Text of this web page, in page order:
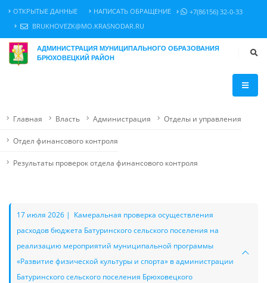
ОТКРЫТЫЕ ДАННЫЕ НАПИСАТЬ ОБРАЩЕНИЕ
+7(86156) 32-0-33
BRUKHOVEZK@MO.KRASNODAR.RU
АДМИНИСТРАЦИЯ МУНИЦИПАЛЬНОГО ОБРАЗОВАНИЯ
БРЮХОВЕЦКИЙ РАЙОН
Главная Власть Администрация Отделы и управления
Отдел финансового контроля
Результаты проверок отдела финансового контроля
17 июля 2026 | Камеральная проверка осуществления
расходов бюджета Батуринского сельского поселения на
реализацию мероприятий муниципальной программы
«Развитие физической культуры и спорта» в администрации
Батуринского сельского поселения Брюховецкого